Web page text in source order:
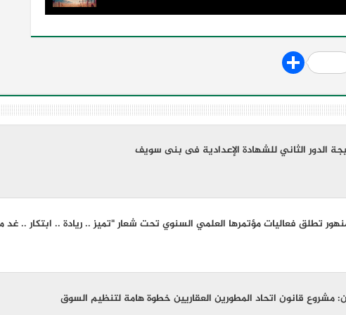
الدور الثاني للشهادة الإعدادية فى بنى سويف
تطلق فعاليات مؤتمرها العلمي السنوي تحت شعار "تميز .. ريادة .. ابتكار ..
مشروع قانون اتحاد المطورين العقاريين خطوة هامة لتنظيم السوق